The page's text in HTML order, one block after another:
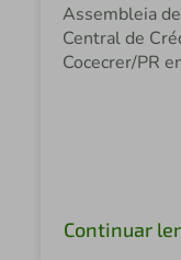
Assembleia
Central de
Cocecrer/PR
Continuar